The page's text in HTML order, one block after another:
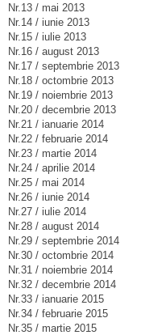
Nr.13 / mai 2013
Nr.14 / iunie 2013
Nr.15 / iulie 2013
Nr.16 / august 2013
Nr.17 / septembrie 2013
Nr.18 / octombrie 2013
Nr.19 / noiembrie 2013
Nr.20 / decembrie 2013
Nr.21 / ianuarie 2014
Nr.22 / februarie 2014
Nr.23 / martie 2014
Nr.24 / aprilie 2014
Nr.25 / mai 2014
Nr.26 / iunie 2014
Nr.27 / iulie 2014
Nr.28 / august 2014
Nr.29 / septembrie 2014
Nr.30 / octombrie 2014
Nr.31 / noiembrie 2014
Nr.32 / decembrie 2014
Nr.33 / ianuarie 2015
Nr.34 / februarie 2015
Nr.35 / martie 2015